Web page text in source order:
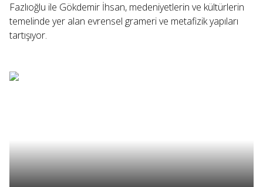
Fazlıoğlu ile Gökdemir İhsan, medeniyetlerin ve kültürlerin
temelinde yer alan evrensel grameri ve metafizik yapıları
tartışıyor.